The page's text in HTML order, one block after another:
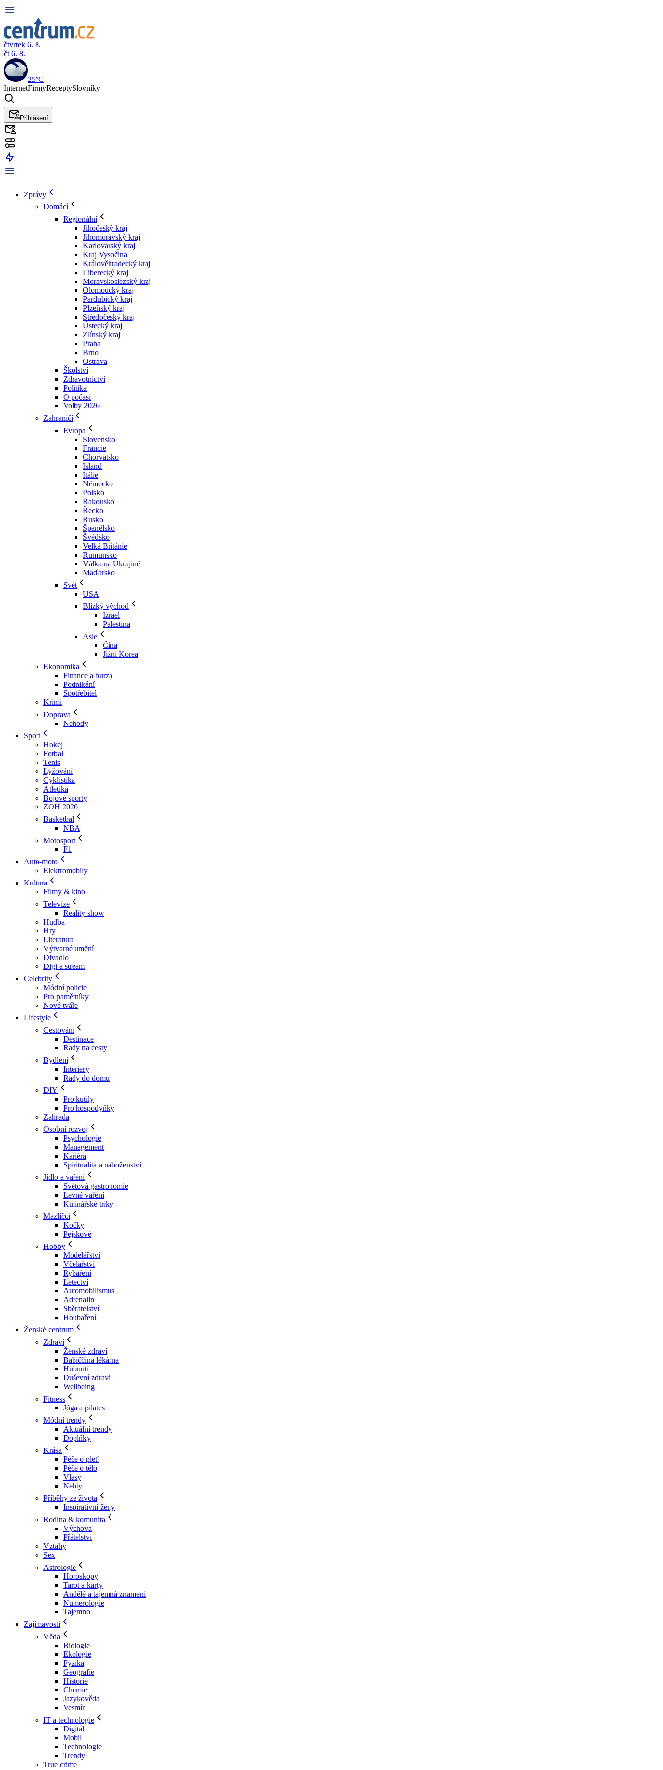
čtvrtek 6. 8.
čt 6. 8.
25°C
InternetFirmyReceptySlovníky
Přihlášení
Zprávy
Domácí
Regionální
Jihočeský kraj
Jihomoravský kraj
Karlovarský kraj
Kraj Vysočina
Králověhradecký kraj
Liberecký kraj
Moravskoslezský kraj
Olomoucký kraj
Pardubický kraj
Plzeňský kraj
Středočeský kraj
Ústecký kraj
Zlínský kraj
Praha
Brno
Ostrava
Školství
Zdravotnictví
Politika
O počasí
Volby 2026
Zahraničí
Evropa
Slovensko
Francie
Chorvatsko
Island
Itálie
Německo
Polsko
Rakousko
Řecko
Rusko
Španělsko
Švédsko
Velká Británie
Rumunsko
Válka na Ukrajině
Maďarsko
Svět
USA
Blízký východ
Izrael
Palestina
Asie
Čína
Jižní Korea
Ekonomika
Finance a burza
Podnikání
Spotřebitel
Krimi
Doprava
Nehody
Sport
Hokej
Fotbal
Tenis
Lyžování
Cyklistika
Atletika
Bojové sporty
ZOH 2026
Basketbal
NBA
Motosport
F1
Auto-moto
Elektromobily
Kultura
Filmy & kino
Televize
Reality show
Hudba
Hry
Literatura
Výtvarné umění
Divadlo
Digi a stream
Celebrity
Módní policie
Pro pamětníky
Nové tváře
Lifestyle
Cestování
Destinace
Rady na cesty
Bydlení
Interiery
Rady do domu
DIY
Pro kutily
Pro hospodyňky
Zahrada
Osobní rozvoj
Psychologie
Management
Kariéra
Spiritualita a náboženství
Jídlo a vaření
Světová gastronomie
Levné vaření
Kulinářské triky
Mazlíčci
Kočky
Pejskové
Hobby
Modelářství
Včelařství
Rybaření
Letectví
Automobilismus
Adrenalin
Sběratelství
Houbaření
Ženské centrum
Zdraví
Ženské zdraví
Babiččina lékárna
Hubnutí
Duševní zdraví
Wellbeing
Fitness
Jóga a pilates
Módní trendy
Aktuální trendy
Doplňky
Krása
Péče o pleť
Péče o tělo
Vlasy
Nehty
Příběhy ze života
Inspirativní ženy
Rodina & komunita
Výchova
Přátelství
Vztahy
Sex
Astrologie
Horoskopy
Tarot a karty
Andělé a tajemná znamení
Numerologie
Tajemno
Zajímavosti
Věda
Biologie
Ekologie
Fyzika
Geografie
Historie
Chemie
Jazykověda
Vesmír
IT a technologie
Digital
Mobil
Technologie
Trendy
True crime